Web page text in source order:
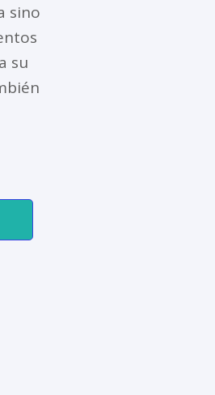
sino
su